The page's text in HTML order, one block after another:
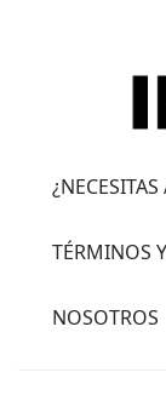
TÉRMINOS
NOSOTROS